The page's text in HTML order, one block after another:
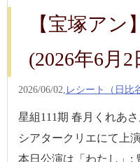
【宝塚アン
(2026年6月2
2026/06/02, レシート（日比
星組111期 春月くれあ
シアタークリエにて上
本日公演は「わたし」: